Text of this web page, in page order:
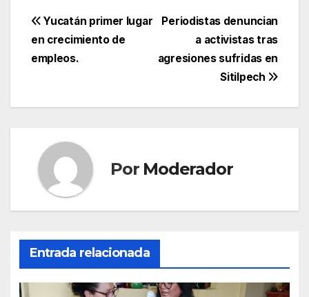
Navegación
de
Periodistas denuncian
a activistas tras
agresiones sufridas en
Sitilpech
Yucatán primer lugar
en crecimiento de
empleos.
Por Moderador
Entrada relacionada